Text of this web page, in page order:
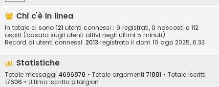
Chi c’è in linea
In totale ci sono 121 utenti connessi : 9 registrati, 0 nascosti e 112
ospiti (basato sugli utenti attivi negli ultimi 5 minuti)
Record di utenti connessi: 2013 registrato il dom 10 ago 2025, 6:33
Statistiche
Totale messaggi 4696878 • Totale argomenti 71881 • Totale iscritti
17606 • Ultimo iscritto pitargion